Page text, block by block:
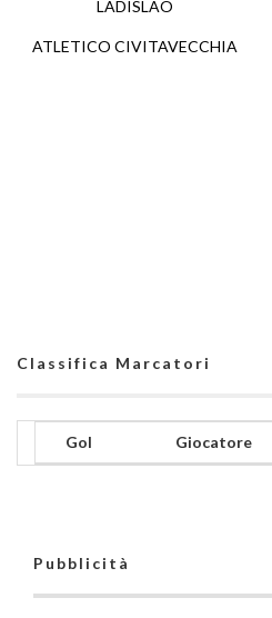
LADISLAO
ATLETICO CIVITAVECCHIA
Classifica Marcatori
Gol Giocatore
Pubblicità